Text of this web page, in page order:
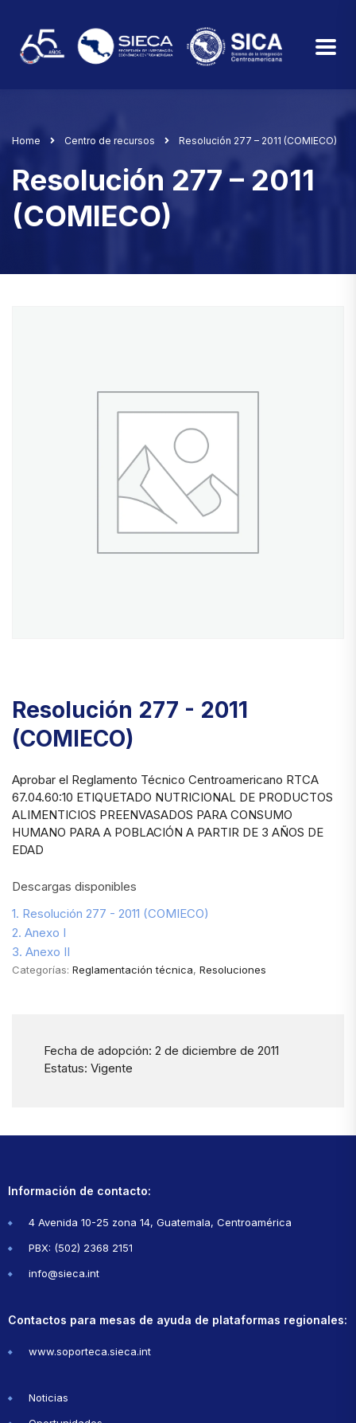
Home Centro de recursos Resolución 277 – 2011 (COMIECO)
Resolución 277 – 2011
(COMIECO)
Resolución 277 - 2011
(COMIECO)
Aprobar el Reglamento Técnico Centroamericano RTCA
67.04.60:10 ETIQUETADO NUTRICIONAL DE PRODUCTOS
ALIMENTICIOS PREENVASADOS PARA CONSUMO
HUMANO PARA A POBLACIÓN A PARTIR DE 3 AÑOS DE
EDAD
Descargas disponibles
1. Resolución 277 - 2011 (COMIECO)
2. Anexo I
3. Anexo II
Categorías: Reglamentación técnica, Resoluciones
Fecha de adopción: 2 de diciembre de 2011
Estatus: Vigente
Información de contacto:
4 Avenida 10-25 zona 14, Guatemala, Centroamérica
PBX: (502) 2368 2151
info@sieca.int
Contactos para mesas de ayuda de plataformas regionales:
www.soporteca.sieca.int
Noticias